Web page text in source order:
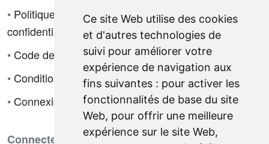
Ce site Web utilise des cookies
et d'autres technologies de
suivi pour améliorer votre
expérience de navigation aux
fins suivantes : pour activer les
fonctionnalités de base du site
Web, pour offrir une meilleure
expérience sur le site Web,
• Politique de
confidentialité
• Code de déontologie
• Conditions de vente
• Connexion
Connectez-vous avec nous